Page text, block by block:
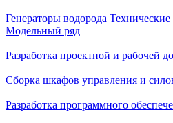
Генераторы водорода Технические
Модельный ряд
Разработка проектной и рабочей
Сборка шкафов управления и
Разработка программного